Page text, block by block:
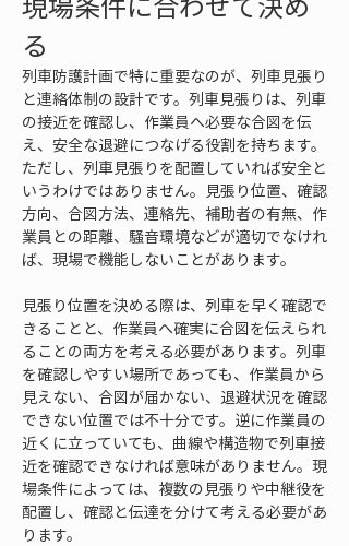
る
列車防護計画で特に重要なのが、列車見張り
と連絡体制の設計です。列車見張りは、列車
の接近を確認し、作業員へ必要な合図を伝
え、安全な退避につなげる役割を持ちます。
ただし、列車見張りを配置していれば安全と
いうわけではありません。見張り位置、確認
方向、合図方法、連絡先、補助者の有無、作
業員との距離、騒音環境などが適切でなけれ
ば、現場で機能しないことがあります。
見張り位置を決める際は、列車を早く確認で
きることと、作業員へ確実に合図を伝えられ
ることの両方を考える必要があります。列車
を確認しやすい場所であっても、作業員から
見えない、合図が届かない、退避状況を確認
できない位置では不十分です。逆に作業員の
近くに立っていても、曲線や構造物で列車接
近を確認できなければ意味がありません。現
場条件によっては、複数の見張りや中継役を
配置し、確認と伝達を分けて考える必要があ
ります。